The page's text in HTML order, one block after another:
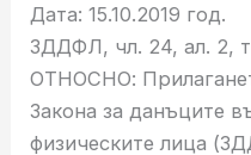
Дата: 15.10.2019 год.
ЗДДФЛ, чл. 24, ал. 2,
ОТНОСНО:
Закона за данъците
физическите лица